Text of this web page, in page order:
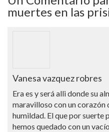
muertes en las
Vanesa vazquez robres
Era es y será alli donde su
maravilloso con un corazón
humildad. El que por suerte
hemos quedado con un